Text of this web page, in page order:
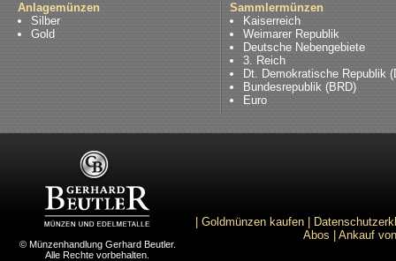
Anlagemünzen
Silber
Gold
Sammlermünzen
Kaiserreich
Weimarer Republik
Deutsche Nebengebiete
3. Reich
Dt. Demokratische Republik
Bundesrepublik (BRD)
Euro
© Münzenhandlung Gerhard Beutler.
Alle Rechte vorbehalten.
Goldmünzen kaufen
Abos
Ankauf